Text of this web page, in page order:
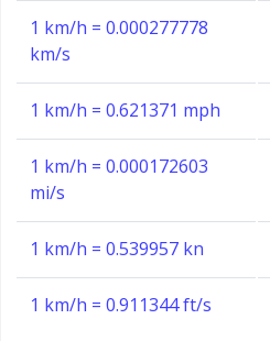
1 km/h = 0.000277778
km/s
1 km/h = 0.621371 mph
1 km/h = 0.000172603
mi/s
1 km/h = 0.539957 kn
1 km/h = 0.911344 ft/s